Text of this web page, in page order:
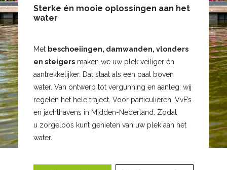
Sterke én mooie oplossingen aan het
water
Met beschoeiingen, damwanden, vlonders
en steigers maken we uw plek veiliger én
aantrekkelijker. Dat staat als een paal boven
water. Van ontwerp tot vergunning en aanleg: wij
regelen het hele traject. Voor particulieren, VvE’s
en jachthavens in Midden-Nederland. Zodat
u zorgeloos kunt genieten van uw plek aan het
water.